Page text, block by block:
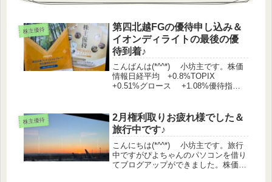
株主優待
第四北越FGの優待申し込み＆
イオンディライトの最後の優
待到着♪
こんばんは(*^^*) 小坊主です。株価
情報日経平均 +0.8%TOPIX
+0.51%グロース +1.08%優待指
待制度の一部変更に関するお知らせ内
容メモAI...
株主優待
2月権利取りお疲れ様でした＆
旅行中です♪
こんにちは(*^^*) 小坊主です。旅行
中ですがぴよちゃんのパソコンを借り
てブログアップができました。株価情